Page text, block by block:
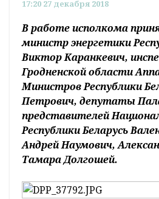
17:20 27 декабря 2018
В работе исполкома
министр энергетики
Виктор Каранкевич,
Гродненской области
Министров Республики
Петрович, депутаты
представителей
Республики Беларусь
Андрей Наумович,
Тамара Долгошей.